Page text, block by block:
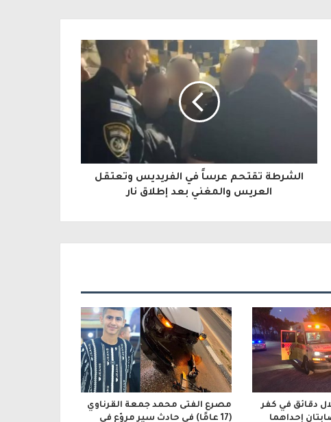
الشرطة تقتحم عرساً في الفريديس وتعتقل
العريس والمغني بعد إطلاق نار
دقائق في كفر
إحداهما
مصرع الفتى محمد جمعة القرناوي
(17 عامًا) في حادث سير مروّع في